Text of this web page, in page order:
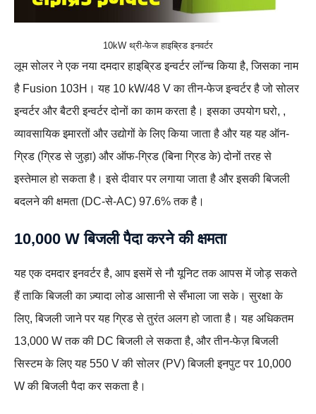
10kW थ्री-फेज हाइब्रिड इनवर्टर
लूम सोलर ने एक नया दमदार हाइब्रिड इन्वर्टर लॉन्च किया है, जिसका नाम
है Fusion 103H। यह 10 kW/48 V का तीन-फेज इन्वर्टर है जो सोलर
इन्वर्टर और बैटरी इन्वर्टर दोनों का काम करता है। इसका उपयोग घरो, ,
व्यावसायिक इमारतों और उद्योगों के लिए किया जाता है और यह यह ऑन-
ग्रिड (ग्रिड से जुड़ा) और ऑफ-ग्रिड (बिना ग्रिड के) दोनों तरह से
इस्तेमाल हो सकता है। इसे दीवार पर लगाया जाता है और इसकी बिजली
बदलने की क्षमता (DC-से-AC) 97.6% तक है।
10,000 W बिजली पैदा करने की क्षमता
यह एक दमदार इनवर्टर है, आप इसमें से नौ यूनिट तक आपस में जोड़ सकते
हैं ताकि बिजली का ज़्यादा लोड आसानी से सँभाला जा सके। सुरक्षा के
लिए, बिजली जाने पर यह ग्रिड से तुरंत अलग हो जाता है। यह अधिकतम
13,000 W तक की DC बिजली ले सकता है, और तीन-फेज़ बिजली
सिस्टम के लिए यह 550 V की सोलर (PV) बिजली इनपुट पर 10,000
W की बिजली पैदा कर सकता है।